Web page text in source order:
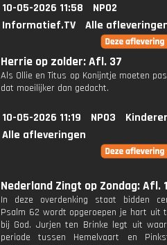
10-05-2026 11:58
NPO2
Informatief.TV
Alle
Herrie op zolder: Afl. 37
Als Ollie en Titus op Konijntje moeten
dat moeilijker dan gedacht.
10-05-2026 11:19 NPO3
Alle afleveringen
Nederland Zingt op Zondag: Afl.
In deze overdenking staat bidden
Psalm 62 wordt opgeroepen je hart uit
bij God. Jurjen ten Brinke legt uit
periode tussen Hemelvaart en